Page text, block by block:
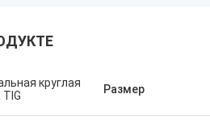
круглая
Размер